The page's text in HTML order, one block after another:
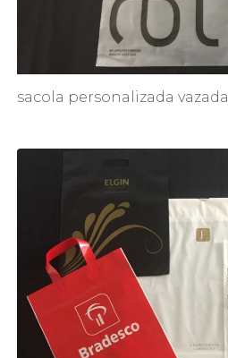
sacola personalizada vazada